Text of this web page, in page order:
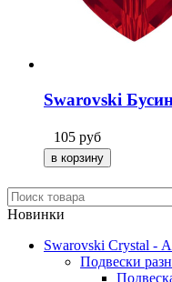
Swarovski
105 руб
Новинки
Swarovski Crystal -
Подвески